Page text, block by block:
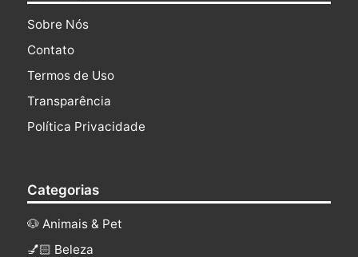
Sobre Nós
Contato
Termos de Uso
Transparência
Política Privacidade
Categorias
🐶 Animais & Pet
💅🏻 Beleza